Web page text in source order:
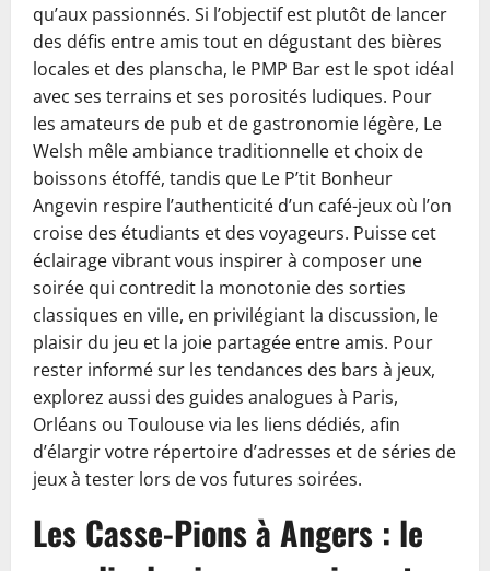
qu’aux passionnés. Si l’objectif est plutôt de lancer
des défis entre amis tout en dégustant des bières
locales et des planscha, le PMP Bar est le spot idéal
avec ses terrains et ses porosités ludiques. Pour
les amateurs de pub et de gastronomie légère, Le
Welsh mêle ambiance traditionnelle et choix de
boissons étoffé, tandis que Le P’tit Bonheur
Angevin respire l’authenticité d’un café-jeux où l’on
croise des étudiants et des voyageurs. Puisse cet
éclairage vibrant vous inspirer à composer une
soirée qui contredit la monotonie des sorties
classiques en ville, en privilégiant la discussion, le
plaisir du jeu et la joie partagée entre amis. Pour
rester informé sur les tendances des bars à jeux,
explorez aussi des guides analogues à Paris,
Orléans ou Toulouse via les liens dédiés, afin
d’élargir votre répertoire d’adresses et de séries de
jeux à tester lors de vos futures soirées.
Les Casse-Pions à Angers : le